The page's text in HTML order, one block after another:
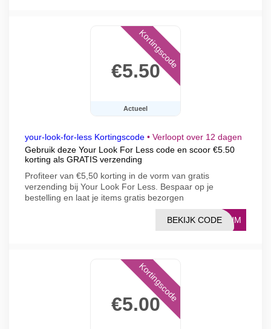
€5.50
Actueel
Kortingscode
your-look-for-less Kortingscode • Verloopt over 12 dagen
Gebruik deze Your Look For Less code en scoor €5.50
korting als GRATIS verzending
Profiteer van €5,50 korting in de vorm van gratis
verzending bij Your Look For Less. Bespaar op je
bestelling en laat je items gratis bezorgen
LEUM
BEKIJK CODE
€5.00
Kortingscode